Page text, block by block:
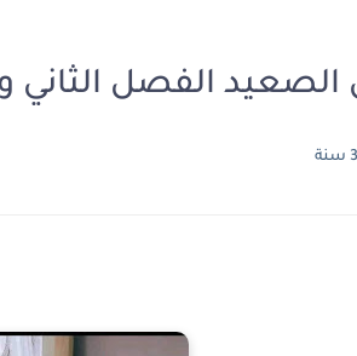
الثاني والثلاثون 32